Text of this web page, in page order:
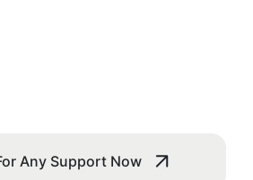
Any Support Now